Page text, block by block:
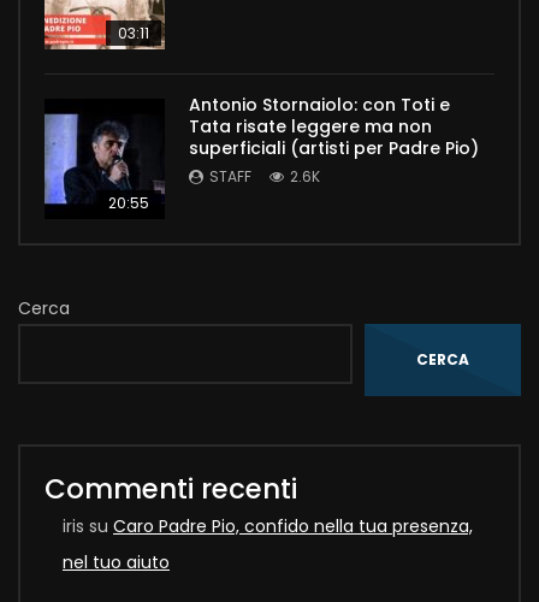
03:11
20:55
Antonio Stornaiolo: con Toti e
Tata risate leggere ma non
superficiali (artisti per Padre Pio)
STAFF 2.6K
Cerca
CERCA
Commenti recenti
iris su Caro Padre Pio, confido nella tua presenza,
nel tuo aiuto